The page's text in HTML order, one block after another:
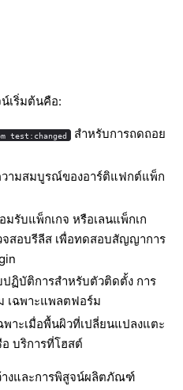
เริ่มต้นคือ:
test:changed สำหรับการถดถอย
ามสมบูรณ์ของอาร์ติแฟกต์แพ็ก
มรับแพ็กเกจ หรือเลนแพ็กเก
จสอบรีลีส เพื่อทดสอบสัญญาการ
ฏิบัติการสำหรับตัวติดตั้ง การ
เฉพาะแพลตฟอร์ม
าะเมื่อพื้นผิวที่เปลี่ยนแปลงแตะ
บริการที่โฮสต์
างและการพิสูจน์ผลิตภัณฑ์